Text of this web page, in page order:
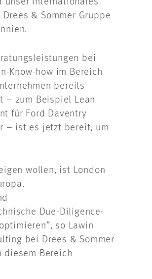
unser internationales
& Sommer Gruppe
bei
Know-how im Bereich
bereits
– zum Beispiel Lean
für Ford Daventry
– ist es jetzt bereit, um
wollen, ist London
Due-Diligence-
so Lawin
bei Drees & Sommer
diesem Bereich